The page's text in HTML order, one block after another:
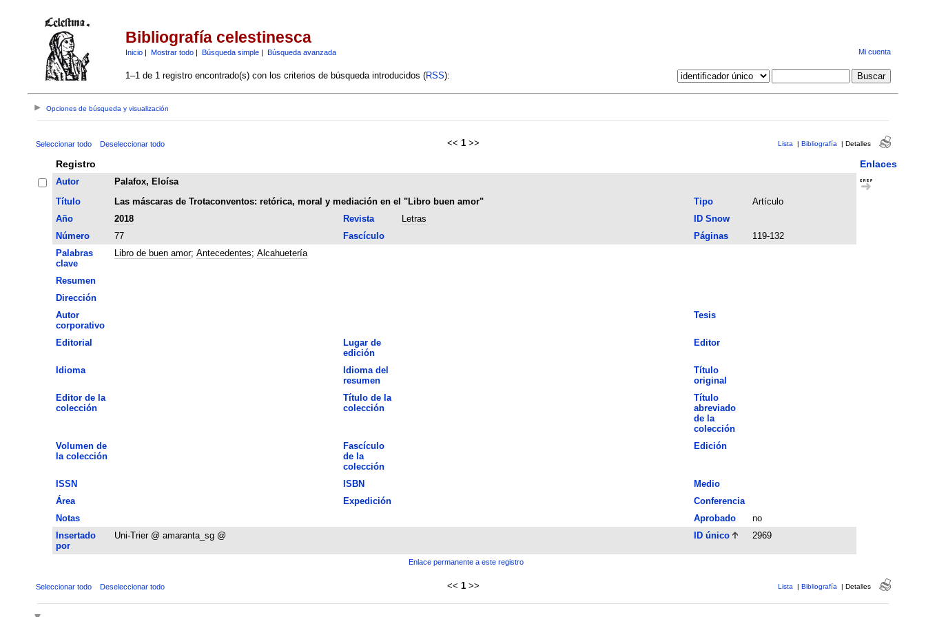
Bibliografía celestinesca
Inicio| Mostrar todo| Búsqueda simple| Búsqueda avanzada Mi cuenta
1–1 de 1 registro encontrado(s) con los criterios de búsqueda introducidos (RSS):
Opciones de búsqueda y visualización
Seleccionar todo Deseleccionar todo << 1 >> Lista | Bibliografía | Detalles
Registro Enlaces
Autor
Palafox, Eloísa
Título
Las máscaras de Trotaconventos: retórica, moral y mediación en el "Libro buen amor" Tipo
Artículo
Año
2018 Revista Letras
ID Snow
Número
77 Fascículo Páginas
119-132
Palabras
clave
Libro de buen amor; Antecedentes; Alcahuetería
Resumen
Dirección
Autor
corporativo
Tesis
Editorial
Lugar de
edición
Editor
Idioma
Idioma del
resumen
Título
original
Editor de la
colección
Título de la
colección
Título
abreviado
de la
colección
Volumen de
la colección
Fascículo
de la
colección
Edición
ISSN ISBN
Medio
Área
Expedición
Conferencia
Notas
Aprobado
no
Insertado
por
Uni-Trier @ amaranta_sg @ ID único 2969
Enlace permanente a este registro
Seleccionar todo Deseleccionar todo << 1 >> Lista | Bibliografía | Detalles